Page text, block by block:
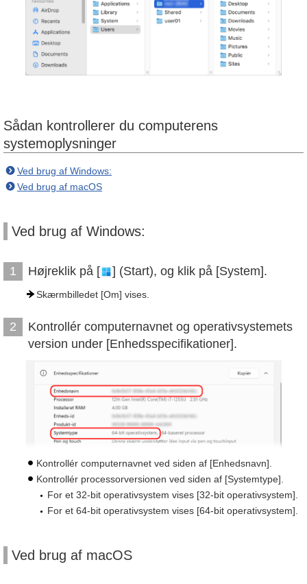
Sådan kontrollerer du computerens
systemoplysninger
Ved brug af Windows:
Ved brug af macOS
Ved brug af Windows:
1 Højreklik på [ ] (Start), og klik på [System].
Skærmbilledet [Om] vises.
2
Kontrollér computernavnet og operativsystemets
version under [Enhedsspecifikationer].
Kontrollér computernavnet ved siden af [Enhedsnavn].
Kontrollér processorversionen ved siden af [Systemtype].
For et 32-bit operativsystem vises [32-bit operativsystem].
For et 64-bit operativsystem vises [64-bit operativsystem].
Ved brug af macOS